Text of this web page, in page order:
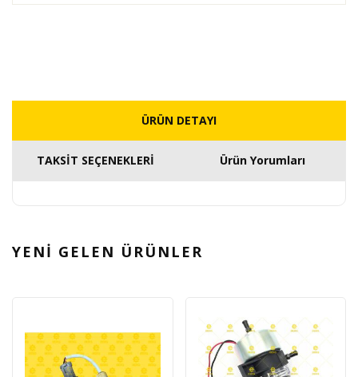
ÜRÜN DETAYI
TAKSİT SEÇENEKLERİ Ürün Yorumları
YENİ GELEN ÜRÜNLER